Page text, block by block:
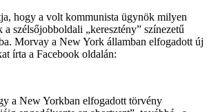
hogy a volt kommunista ügynök milyen
szélsőjobboldali „keresztény” színezetű
Morvay a New York államban elfogadott új
írta a Facebook oldalán:
a New Yorkban elfogadott törvény